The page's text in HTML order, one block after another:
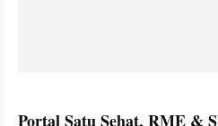
Portal Satu Sehat, RME &